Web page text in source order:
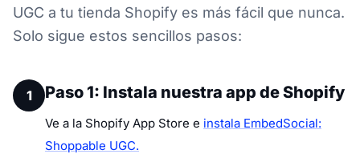
UGC a tu tienda Shopify es más fácil que nunca.
Solo sigue estos sencillos pasos:
1 Paso 1: Instala nuestra app de Shopify
Ve a la Shopify App Store e instala EmbedSocial:
Shoppable UGC.